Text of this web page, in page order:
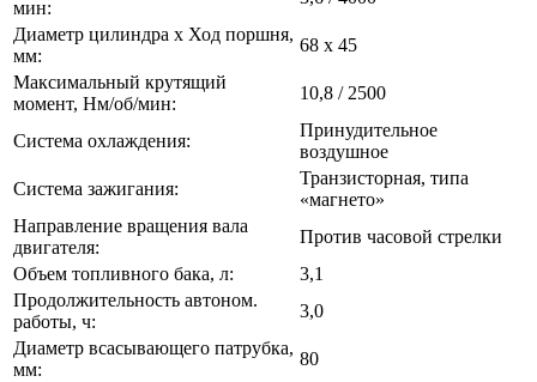
мин:
Диаметр цилиндра х Ход поршня,
мм:
68 х 45
Максимальный крутящий
момент, Нм/об/мин:
10,8 / 2500
Система охлаждения:
Принудительное
воздушное
Система зажигания:
Транзисторная, типа
«магнето»
Направление вращения вала
двигателя:
Против часовой стрелки
Объем топливного бака, л:
3,1
Продолжительность автоном.
работы, ч:
3,0
Диаметр всасывающего патрубка,
мм:
80